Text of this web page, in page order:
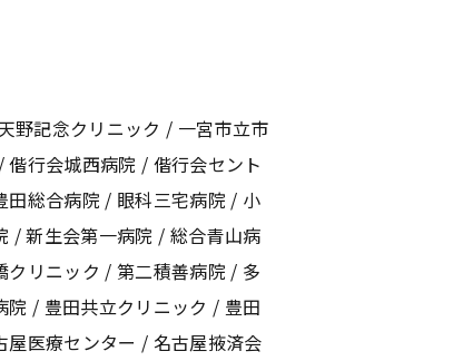
野記念クリニック / 一宮市立市
行会城西病院 / 偕行会セント
総合病院 / 眼科三宅病院 / 小
/ 新生会第一病院 / 総合青山病
リニック / 第二積善病院 / 多
/ 豊田共立クリニック / 豊田
医療センター / 名古屋掖済会